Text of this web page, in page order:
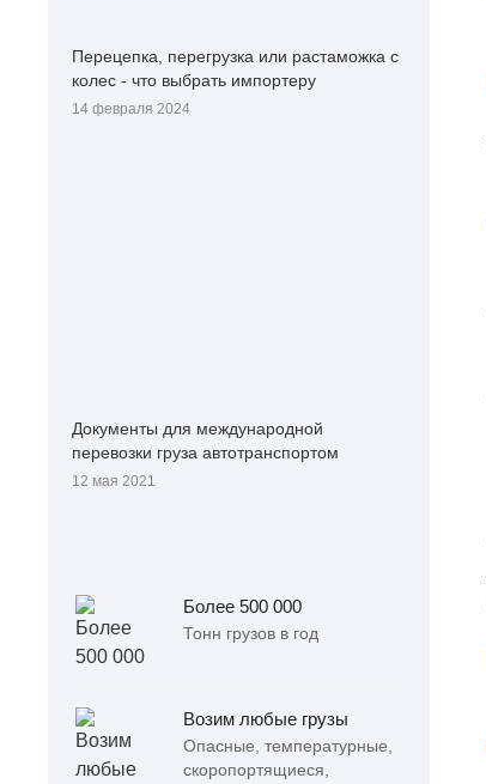
Перецепка, перегрузка или растаможка с
колес - что выбрать импортеру
14 февраля 2024
Документы для международной
перевозки груза автотранспортом
12 мая 2021
Более 500 000
Тонн грузов в год
Возим любые грузы
Опасные, температурные,
скоропортящиеся,